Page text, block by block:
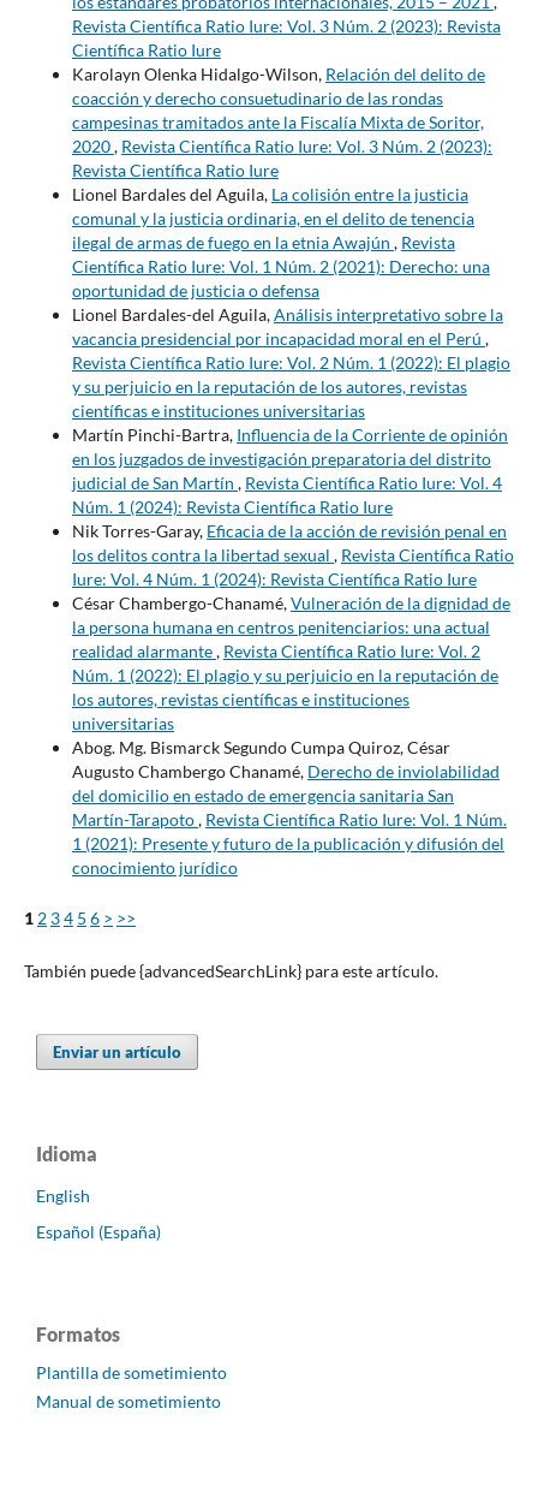
Revista Científica Ratio Iure: Vol. 3 Núm. 2 (2023): Revista
Científica Ratio Iure
Karolayn Olenka Hidalgo-Wilson, Relación del delito de
coacción y derecho consuetudinario de las rondas
campesinas tramitados ante la Fiscalía Mixta de Soritor,
2020, Revista Científica Ratio Iure: Vol. 3 Núm. 2 (2023):
Revista Científica Ratio Iure
Lionel Bardales del Aguila, La colisión entre la justicia
comunal y la justicia ordinaria, en el delito de tenencia
ilegal de armas de fuego en la etnia Awajún , Revista
Científica Ratio Iure: Vol. 1 Núm. 2 (2021): Derecho: una
oportunidad de justicia o defensa
Lionel Bardales-del Aguila,Análisis interpretativo sobre la
vacancia presidencial por incapacidad moral en el Perú ,
Revista Científica Ratio Iure: Vol. 2 Núm. 1 (2022): El plagio
y su perjuicio en la reputación de los autores, revistas
científicas e instituciones universitarias
Martín Pinchi-Bartra, Influencia de la Corriente de opinión
en los juzgados de investigación preparatoria del distrito
judicial de San Martín , Revista Científica Ratio Iure: Vol. 4
Núm. 1 (2024): Revista Científica Ratio Iure
Nik Torres-Garay, Eficacia de la acción de revisión penal en
los delitos contra la libertad sexual , Revista Científica Ratio
Iure: Vol. 4 Núm. 1 (2024): Revista Científica Ratio Iure
César Chambergo-Chanamé,Vulneración de la dignidad de
la persona humana en centros penitenciarios: una actual
realidad alarmante, Revista Científica Ratio Iure: Vol. 2
Núm. 1 (2022): El plagio y su perjuicio en la reputación de
los autores, revistas científicas e instituciones
universitarias
Abog. Mg. Bismarck Segundo Cumpa Quiroz, César
Augusto Chambergo Chanamé, Derecho de inviolabilidad
del domicilio en estado de emergencia sanitaria San
Martín-Tarapoto, Revista Científica Ratio Iure: Vol. 1 Núm.
1 (2021): Presente y futuro de la publicación y difusión del
conocimiento jurídico
1 2 34 5 6 > >>
También puede {advancedSearchLink} para este artículo.
Enviar un artículo
Idioma
English
Español (España)
Formatos
Plantilla de sometimiento
Manual de sometimiento